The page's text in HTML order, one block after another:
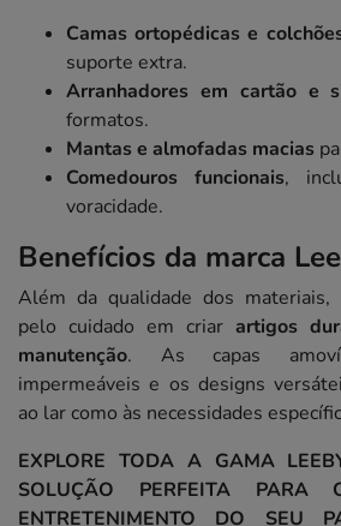
Camas ortopédicas e
suporte extra.
Arranhadores em cartão e
formatos.
Mantas e almofadas macias
Comedouros funcionais,
voracidade.
Benefícios da marca
Além da qualidade dos materiais,
pelo cuidado em criar artigos
manutenção. As capas
impermeáveis e os designs
ao lar como às necessidades
EXPLORE TODA A GAMA
SOLUÇÃO PERFEITA PARA
ENTRETENIMENTO DO SEU